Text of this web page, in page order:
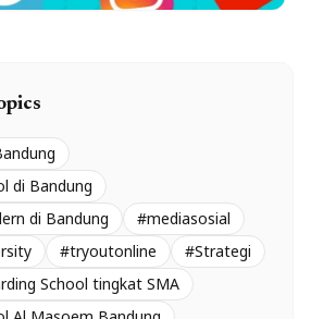
di Bandung
di Bandung
#mediasosial
#tryoutonline
#Strategi
School tingkat SMA